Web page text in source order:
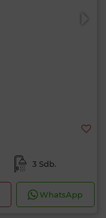
3 Sdb.
WhatsApp